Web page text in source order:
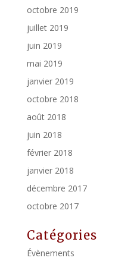
octobre 2019
juillet 2019
juin 2019
mai 2019
janvier 2019
octobre 2018
août 2018
juin 2018
février 2018
janvier 2018
décembre 2017
octobre 2017
Catégories
Évènements